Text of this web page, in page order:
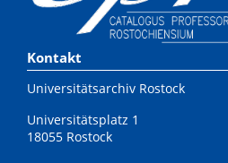
Kontakt
Universitätsarchiv Rostock
Universitätsplatz 1
18055 Rostock